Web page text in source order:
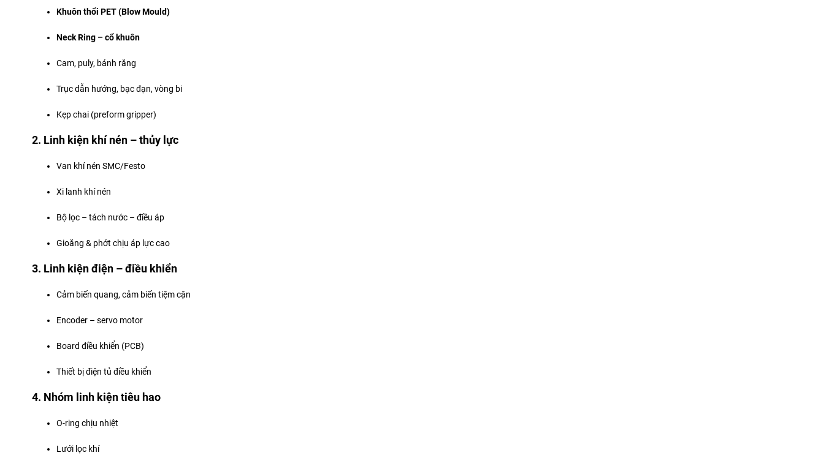
Khuôn thổi PET (Blow Mould)
Neck Ring – cổ khuôn
Cam, puly, bánh răng
Trục dẫn hướng, bạc đạn, vòng bi
Kẹp chai (preform gripper)
2. Linh kiện khí nén – thủy lực
Van khí nén SMC/Festo
Xi lanh khí nén
Bộ lọc – tách nước – điều áp
Gioăng & phớt chịu áp lực cao
3. Linh kiện điện – điều khiển
Cảm biến quang, cảm biến tiệm cận
Encoder – servo motor
Board điều khiển (PCB)
Thiết bị điện tủ điều khiển
4. Nhóm linh kiện tiêu hao
O-ring chịu nhiệt
Lưới lọc khí